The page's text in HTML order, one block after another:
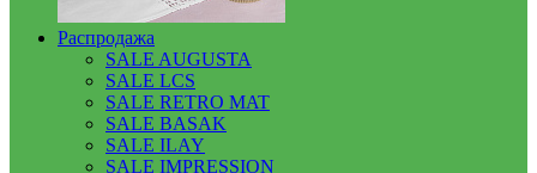
Распродажа
SALE AUGUSTA
SALE LCS
SALE RETRO MAT
SALE BASAK
SALE ILAY
SALE IMPRESSION